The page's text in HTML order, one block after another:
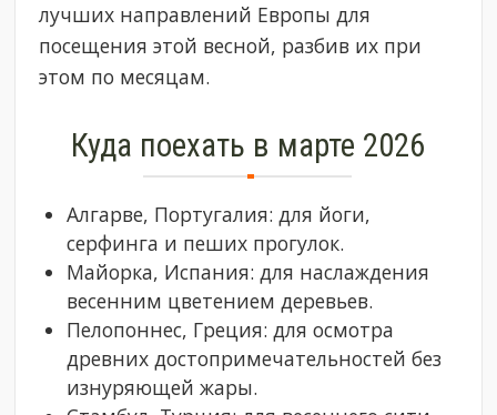
лучших направлений Европы для
посещения этой весной, разбив их при
этом по месяцам.
Куда поехать в марте 2026
Алгарве, Португалия: для йоги,
серфинга и пеших прогулок.
Майорка, Испания: для наслаждения
весенним цветением деревьев.
Пелопоннес, Греция: для осмотра
древних достопримечательностей без
изнуряющей жары.